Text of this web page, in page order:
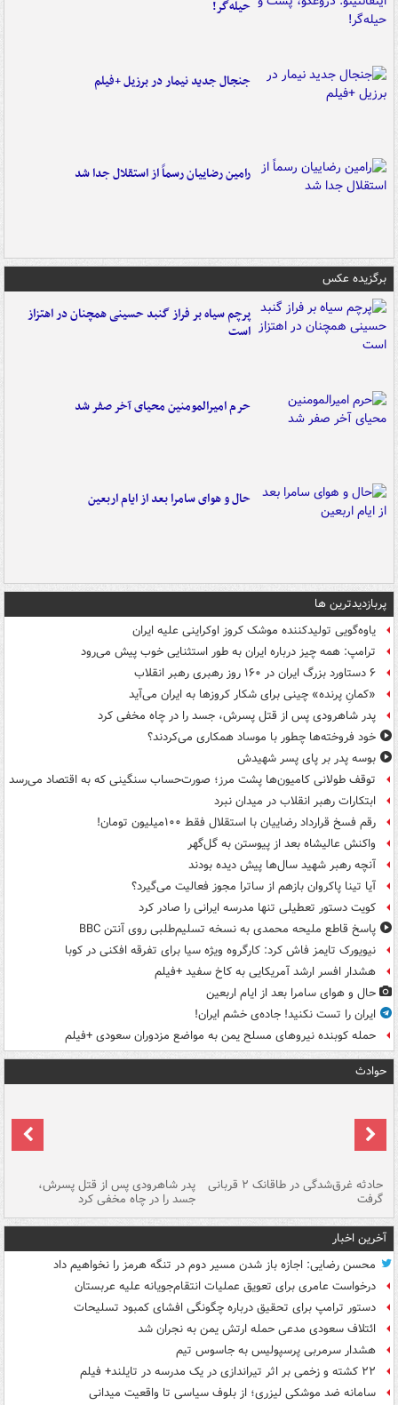
حیله‌گر!
جنجال جدید نیمار در برزیل +فیلم
رامین رضاییان رسماً از استقلال جدا شد
برگزیده عکس
پرچم سیاه بر فراز گنبد حسینی همچنان در اهتزاز
است
حرم امیرالمومنین محیای آخر صفر شد
حال و هوای سامرا بعد از ایام اربعین
پربازدیدترین ها
یاوه‌گویی تولیدکننده موشک کروز اوکراینی علیه ایران
ترامپ: همه چیز درباره ایران به طور استثنایی خوب پیش می‌رود
۶ دستاورد بزرگ ایران در ۱۶۰ روز رهبری رهبر انقلاب
«کمانِ پرنده» چینی برای شکار کروزها به ایران می‌آید
پدر شاهرودی پس از قتل پسرش، جسد را در چاه مخفی کرد
خود فروخته‌ها چطور با موساد همکاری می‌کردند؟
بوسه‌ پدر بر پای پسر شهیدش
توقف طولانی کامیون‌ها پشت مرز؛ صورت‌حساب سنگینی که به اقتصاد می‌رسد
ابتکارات رهبر انقلاب در میدان نبرد
رقم فسخ قرارداد رضاییان با استقلال فقط ۱۰۰میلیون تومان!
واکنش عالیشاه بعد از پیوستن به گل‌گهر
آنچه رهبر شهید سال‌ها پیش دیده بودند
آیا تینا پاکروان بازهم از ساترا مجوز فعالیت می‌گیرد؟
کویت دستور تعطیلی تنها مدرسه ایرانی را صادر کرد
پاسخ قاطع ملیحه محمدی به نسخه تسلیم‌طلبی روی آنتن BBC
نیویورک تایمز فاش کرد: کارگروه ویژه سیا برای تفرقه افکنی در کوبا
هشدار افسر ارشد آمریکایی به کاخ سفید +فیلم
حال و هوای سامرا بعد از ایام اربعین
ایران را تست نکنید! جاده‌ی خشم ایران!
حمله کوبنده نیروهای مسلح یمن به مواضع مزدوران سعودی +فیلم
حوادث
حادثه غرق‌شدگی در طاقانک ۲ قربانی
گرفت
پدر شاهرودی پس از قتل پسرش،
جسد را در چاه مخفی کرد
آخرین اخبار
محسن رضایی: اجازه باز شدن مسیر دوم در تنگه هرمز را نخواهیم داد
درخواست عامری برای تعویق عملیات انتقام‌جویانه علیه عربستان
دستور ترامپ برای تحقیق درباره چگونگی افشای کمبود تسلیحات
ائتلاف سعودی مدعی حمله ارتش یمن به نجران شد
هشدار سرمربی پرسپولیس به جاسوس تیم
۲۲ کشته و زخمی بر اثر تیراندازی در یک مدرسه در تایلند+ فیلم
سامانه ضد موشکی لیزری؛ از بلوف سیاسی تا واقعیت میدانی